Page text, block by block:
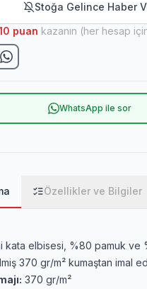
Stoğa Gelince Haber
puan kazanın (her hesap
WhatsApp ile sor
Özellikler ve Bilgiler
kata elbisesi, %80 pamuk ve
370 gr/m² kumaştan imal
370 gr/m²